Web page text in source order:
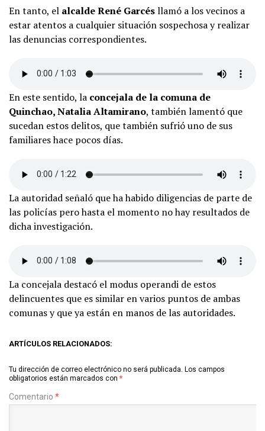
En tanto, el alcalde René Garcésllamó a los vecinos a
estar atentos a cualquier situación sospechosa y realizar
las denuncias correspondientes.
En este sentido, la concejala de la comuna de
Quinchao, Natalia Altamirano, también lamentó que
sucedan estos delitos, que también sufrió uno de sus
familiares hace pocos días.
La autoridad señaló que ha habido diligencias de parte de
las policías pero hasta el momento no hay resultados de
dicha investigación.
La concejala destacó el modus operandi de estos
delincuentes que es similar en varios puntos de ambas
comunas y que ya están en manos de las autoridades.
ARTÍCULOS RELACIONADOS:
Tu dirección de correo electrónico no será publicada. Los campos
obligatorios están marcados con *
Comentario *